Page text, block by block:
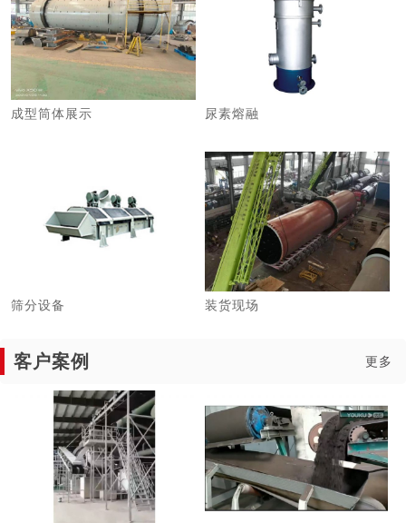
成型筒体展示 尿素熔融
筛分设备 装货现场
客户案例 更多